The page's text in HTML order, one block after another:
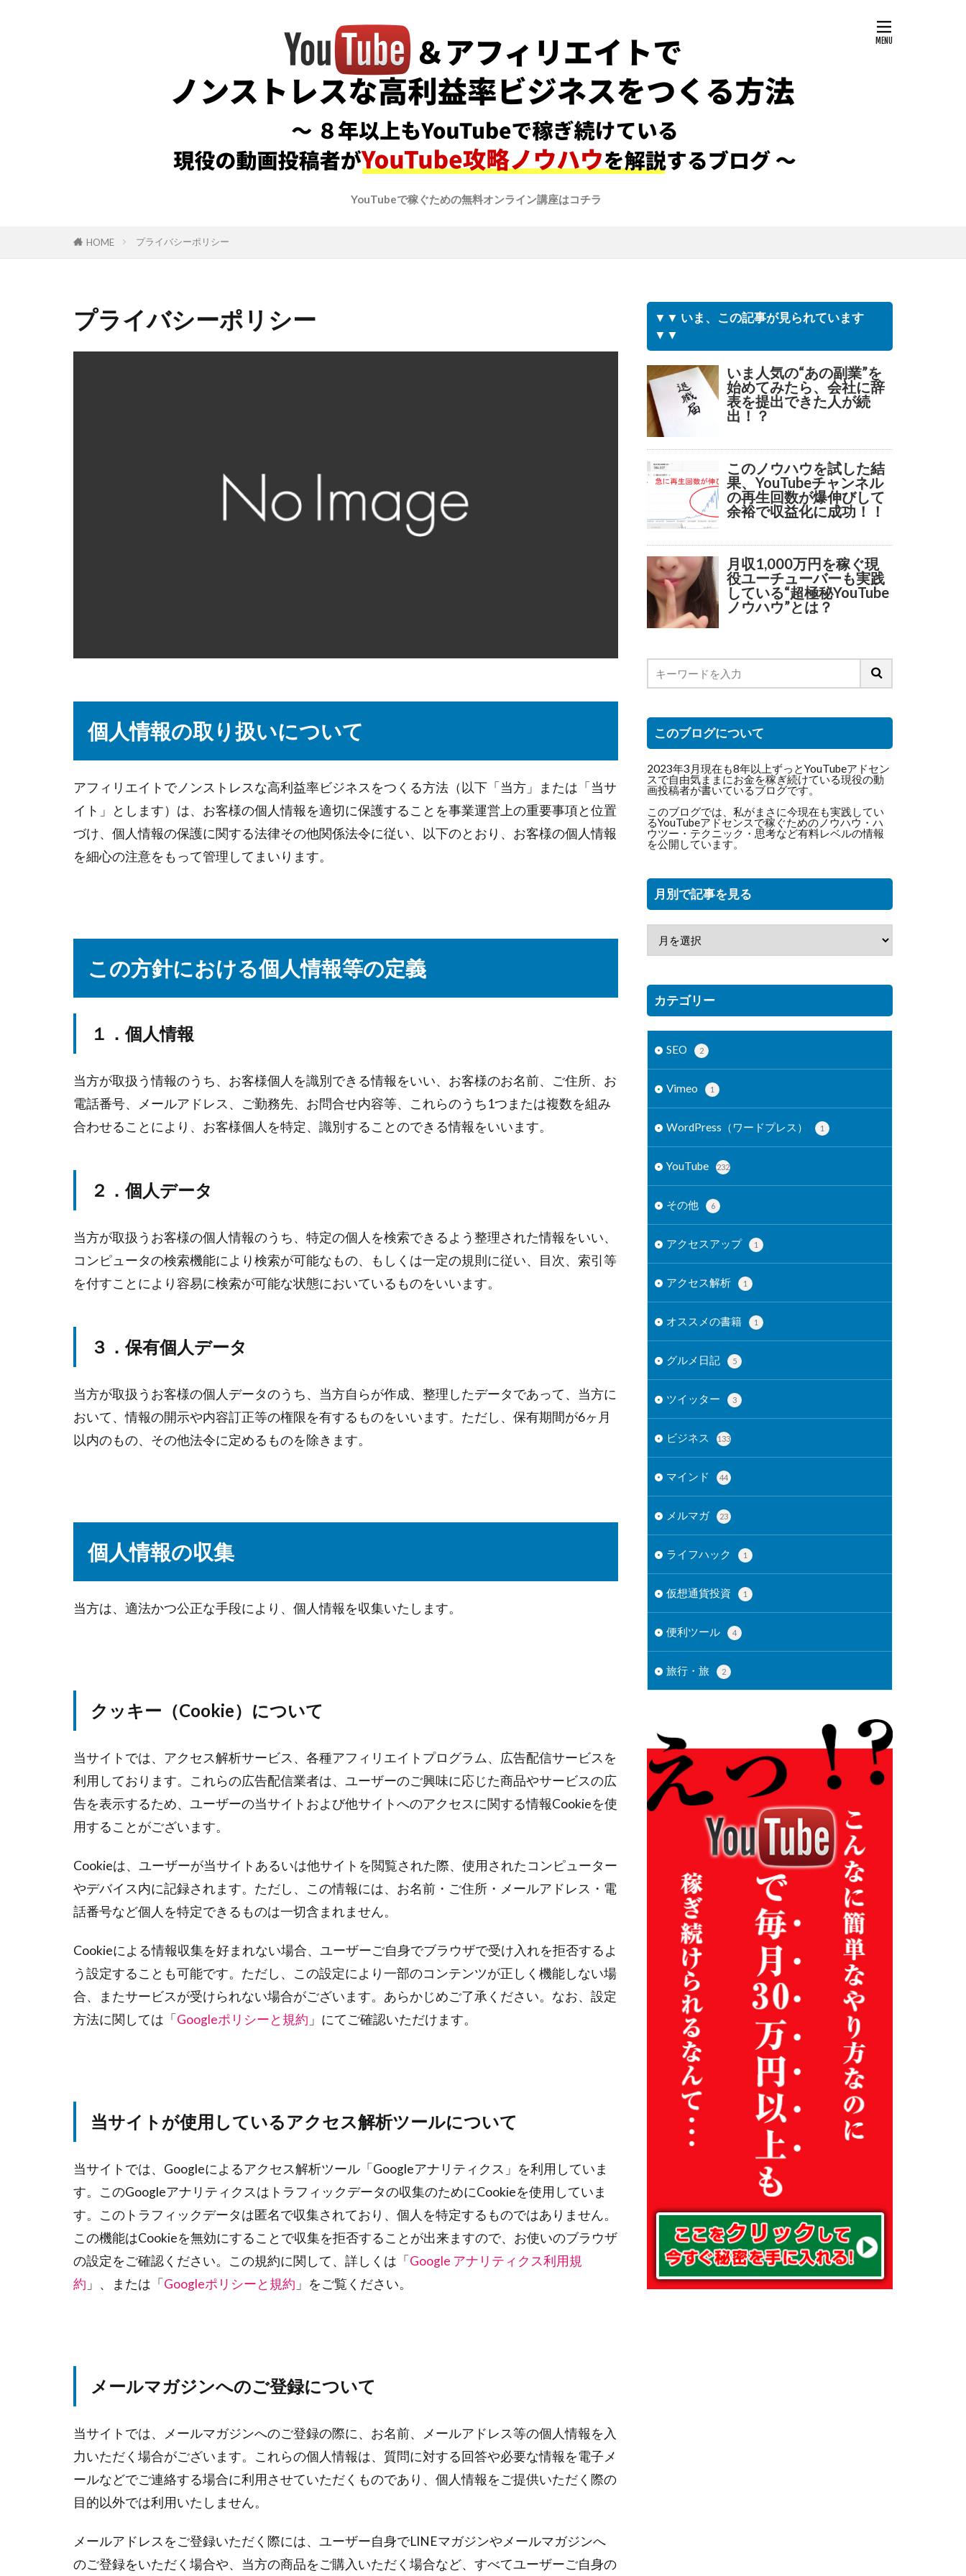
YouTubeで稼ぐための無料オンライン講座はコチラ
HOME プライバシーポリシー
プライバシーポリシー
個人情報の取り扱いについて
アフィリエイトでノンストレスな高利益率ビジネスをつくる方法（以下「当方」または「当サ
イト」とします）は、お客様の個人情報を適切に保護することを事業運営上の重要事項と位置
づけ、個人情報の保護に関する法律その他関係法令に従い、以下のとおり、お客様の個人情報
を細心の注意をもって管理してまいります。
この方針における個人情報等の定義
１．個人情報
当方が取扱う情報のうち、お客様個人を識別できる情報をいい、お客様のお名前、ご住所、お
電話番号、メールアドレス、ご勤務先、お問合せ内容等、これらのうち1つまたは複数を組み
合わせることにより、お客様個人を特定、識別することのできる情報をいいます。
２．個人データ
当方が取扱うお客様の個人情報のうち、特定の個人を検索できるよう整理された情報をいい、
コンピュータの検索機能により検索が可能なもの、もしくは一定の規則に従い、目次、索引等
を付すことにより容易に検索が可能な状態においているものをいいます。
３．保有個人データ
当方が取扱うお客様の個人データのうち、当方自らが作成、整理したデータであって、当方に
おいて、情報の開示や内容訂正等の権限を有するものをいいます。ただし、保有期間が6ヶ月
以内のもの、その他法令に定めるものを除きます。
個人情報の収集
当方は、適法かつ公正な手段により、個人情報を収集いたします。
クッキー（Cookie）について
当サイトでは、アクセス解析サービス、各種アフィリエイトプログラム、広告配信サービスを
利用しております。これらの広告配信業者は、ユーザーのご興味に応じた商品やサービスの広
告を表示するため、ユーザーの当サイトおよび他サイトへのアクセスに関する情報Cookieを使
用することがございます。
Cookieは、ユーザーが当サイトあるいは他サイトを閲覧された際、使用されたコンピューター
やデバイス内に記録されます。ただし、この情報には、お名前・ご住所・メールアドレス・電
話番号など個人を特定できるものは一切含まれません。
Cookieによる情報収集を好まれない場合、ユーザーご自身でブラウザで受け入れを拒否するよ
う設定することも可能です。ただし、この設定により一部のコンテンツが正しく機能しない場
合、またサービスが受けられない場合がございます。あらかじめご了承ください。なお、設定
方法に関しては「Googleポリシーと規約 」にてご確認いただけます。
当サイトが使用しているアクセス解析ツールについて
当サイトでは、Googleによるアクセス解析ツール「Googleアナリティクス」を利用していま
す。このGoogleアナリティクスはトラフィックデータの収集のためにCookieを使用していま
す。このトラフィックデータは匿名で収集されており、個人を特定するものではありません。
この機能はCookieを無効にすることで収集を拒否することが出来ますので、お使いのブラウザ
の設定をご確認ください。この規約に関して、詳しくは「Google アナリティクス利用規
約 」、または「Googleポリシーと規約 」をご覧ください。
メールマガジンへのご登録について
当サイトでは、メールマガジンへのご登録の際に、お名前、メールアドレス等の個人情報を入
力いただく場合がございます。これらの個人情報は、質問に対する回答や必要な情報を電子メ
ールなどでご連絡する場合に利用させていただくものであり、個人情報をご提供いただく際の
目的以外では利用いたしません。
メールアドレスをご登録いただく際には、ユーザー自身でLINEマガジンやメールマガジンへ
のご登録をいただく場合や、当方の商品をご購入いただく場合など、すべてユーザーご自身の
▼▼ いま、この記事が見られています
▼▼
いま人気の“あの副業”を
始めてみたら、会社に辞
表を提出できた人が続
出！？
このノウハウを試した結
果、YouTubeチャンネル
の再生回数が爆伸びして
余裕で収益化に成功！！
月収1,000万円を稼ぐ現
役ユーチューバーも実践
している“超極秘YouTube
ノウハウ”とは？
このブログについて
2023年3月現在も8年以上ずっとYouTubeアドセン
スで自由気ままにお金を稼ぎ続けている現役の動
画投稿者が書いているブログです。
このブログでは、私がまさに今現在も実践してい
るYouTubeアドセンスで稼ぐためのノウハウ・ハ
ウツー・テクニック・思考など有料レベルの情報
を公開しています。
月別で記事を見る
カテゴリー
SEO 2
Vimeo 1
WordPress（ワードプレス） 1
YouTube 232
その他 6
アクセスアップ 1
アクセス解析 1
オススメの書籍 1
グルメ日記 5
ツイッター 3
ビジネス 133
マインド 44
メルマガ 23
ライフハック 1
仮想通貨投資 1
便利ツール 4
旅行・旅 2